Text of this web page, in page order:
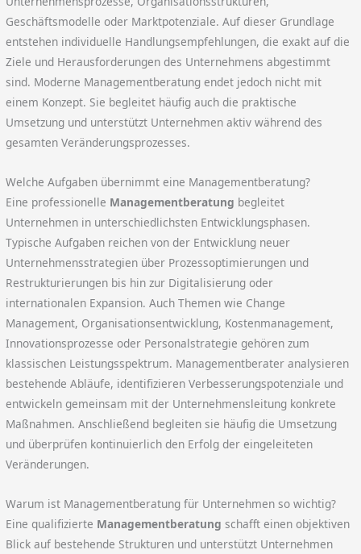
Geschäftsmodelle oder Marktpotenziale. Auf dieser Grundlage
entstehen individuelle Handlungsempfehlungen, die exakt auf die
Ziele und Herausforderungen des Unternehmens abgestimmt
sind. Moderne Managementberatung endet jedoch nicht mit
einem Konzept. Sie begleitet häufig auch die praktische
Umsetzung und unterstützt Unternehmen aktiv während des
gesamten Veränderungsprozesses.
Welche Aufgaben übernimmt eine Managementberatung?
Eine professionelle Managementberatung begleitet
Unternehmen in unterschiedlichsten Entwicklungsphasen.
Typische Aufgaben reichen von der Entwicklung neuer
Unternehmensstrategien über Prozessoptimierungen und
Restrukturierungen bis hin zur Digitalisierung oder
internationalen Expansion. Auch Themen wie Change
Management, Organisationsentwicklung, Kostenmanagement,
Innovationsprozesse oder Personalstrategie gehören zum
klassischen Leistungsspektrum. Managementberater analysieren
bestehende Abläufe, identifizieren Verbesserungspotenziale und
entwickeln gemeinsam mit der Unternehmensleitung konkrete
Maßnahmen. Anschließend begleiten sie häufig die Umsetzung
und überprüfen kontinuierlich den Erfolg der eingeleiteten
Veränderungen.
Warum ist Managementberatung für Unternehmen so wichtig?
Eine qualifizierte Managementberatung schafft einen objektiven
Blick auf bestehende Strukturen und unterstützt Unternehmen